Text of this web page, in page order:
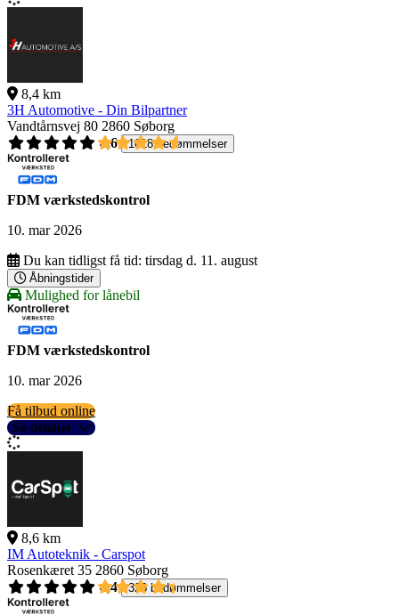
8,4 km
3H Automotive - Din Bilpartner
Vandtårnsvej 80 2860 Søborg
4,6
1618 bedømmelser
FDM værkstedskontrol
10. mar 2026
Du kan tidligst få tid: tirsdag d. 11. august
Åbningstider
Mulighed for lånebil
FDM værkstedskontrol
10. mar 2026
Få tilbud online
Se detaljer
8,6 km
IM Autoteknik - Carspot
Rosenkæret 35 2860 Søborg
4,4
326 bedømmelser